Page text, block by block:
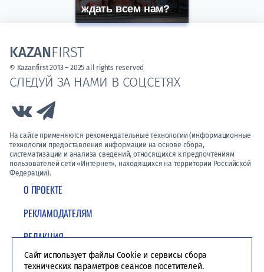
ждать всем нам?
О ПРОЕКТЕ
РЕКЛАМОДАТЕЛЯМ
РЕДАКЦИЯ
ПОЛИТИКА КОНФИДЕНЦИАЛЬНОСТИ
СЛЕДУЙ ЗА НАМИ В СОЦСЕТЯХ
Link to Vk
На сайте применяются рекомендательные технологии (информационные
технологии предоставления информации на основе сбора,
систематизации и анализа сведений, относящихся к предпочтениям
пользователей сети «Интернет», находящихся на территории Российской
Федерации).
KAZANFIRST
© Kazanfirst 2013 – 2025 all rights reserved
Сайт использует файлы Cookie и сервисы сбора
технических параметров сеансов посетителей.